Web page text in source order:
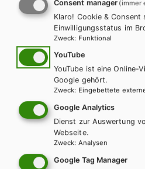
Weitere
Consent manager (immer
Klaro! Cookie & Consent
Einwilligungsstatus im
Zweck: Funktional
YouTube
YouTube ist eine Online-
Google gehört.
Zweck: Eingebettete
Google Analytics
Dienst zur Auswertung
Webseite.
Zweck: Analysen
Google Tag Manager